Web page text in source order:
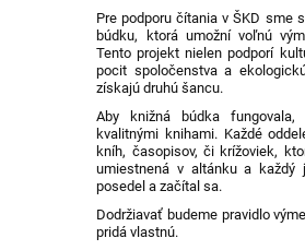
Pre podporu čítania v ŠKD sme
búdku, ktorá umožní voľnú
Tento projekt nielen podporí
pocit spoločenstva a
získajú druhú šancu.
Aby knižná búdka
kvalitnými knihami. Každé
kníh, časopisov, či krížoviek,
umiestnená v altánku a každý
posedel a začítal sa.
Dodržiavať budeme pravidlo
pridá vlastnú.